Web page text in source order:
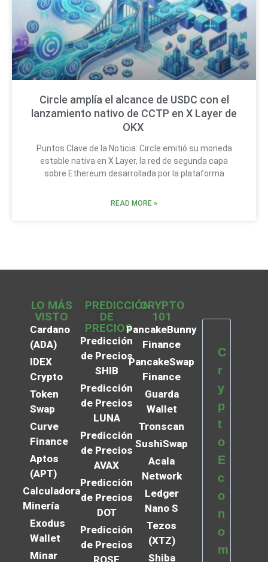
Circle amplía el alcance de USDC con el
lanzamiento nativo de CCTP en X Layer de
OKX
Puntos Clave de la Noticia: Circle emitió su moneda
estable nativa en X Layer, la red de segunda capa
sobre Ethereum desarrollada por la plataforma
READ MORE »
LO MÁS
VISTO
Cardano
(ADA)
IDEX
Crypto
Token
Swap
Curve
Finance
Aptos
(APT)
Calculadora
Minería
Exodus
Wallet
Minar
PREDICCIÓN
DE
PRECIOS
Predicción
de Precios
SHIB
Predicción
de Precios
LUNA
Predicción
de Precios
AVAX
Predicción
de Precios
DOT
Predicción
de Precios
CRYPTO
101
PancakeBunny
Finance
PancakeSwap
Finance
Guarda
Wallet
Tronscan
SushiSwap
Acala
Network
Ledger
Nano S
Tezos
(XTZ)
Shiba
C
r
y
p
t
o
E
c
o
n
o
m